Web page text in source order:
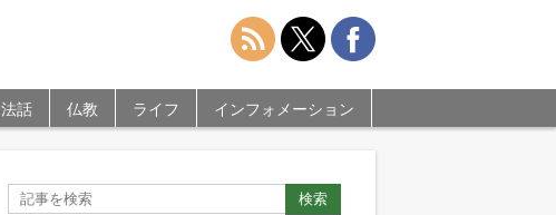
法話 仏教 ライフ インフォメーション